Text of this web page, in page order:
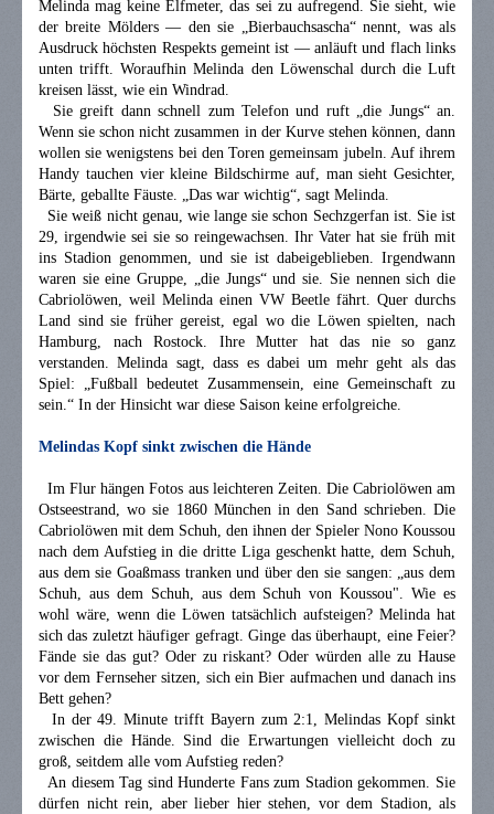
Melinda mag keine Elfmeter, das sei zu aufregend. Sie sieht, wie
der breite Mölders — den sie „Bierbauchsascha“ nennt, was als
Ausdruck höchsten Respekts gemeint ist — anläuft und flach links
unten trifft. Woraufhin Melinda den Löwenschal durch die Luft
kreisen lässt, wie ein Windrad.
Sie greift dann schnell zum Telefon und ruft „die Jungs“ an.
Wenn sie schon nicht zusammen in der Kurve stehen können, dann
wollen sie wenigstens bei den Toren gemeinsam jubeln. Auf ihrem
Handy tauchen vier kleine Bildschirme auf, man sieht Gesichter,
Bärte, geballte Fäuste. „Das war wichtig“, sagt Melinda.
Sie weiß nicht genau, wie lange sie schon Sechzgerfan ist. Sie ist
29, irgendwie sei sie so reingewachsen. Ihr Vater hat sie früh mit
ins Stadion genommen, und sie ist dabeigeblieben. Irgendwann
waren sie eine Gruppe, „die Jungs“ und sie. Sie nennen sich die
Cabriolöwen, weil Melinda einen VW Beetle fährt. Quer durchs
Land sind sie früher gereist, egal wo die Löwen spielten, nach
Hamburg, nach Rostock. Ihre Mutter hat das nie so ganz
verstanden. Melinda sagt, dass es dabei um mehr geht als das
Spiel: „Fußball bedeutet Zusammensein, eine Gemeinschaft zu
sein.“ In der Hinsicht war diese Saison keine erfolgreiche.
Melindas Kopf sinkt zwischen die Hände
Im Flur hängen Fotos aus leichteren Zeiten. Die Cabriolöwen am
Ostseestrand, wo sie 1860 München in den Sand schrieben. Die
Cabriolöwen mit dem Schuh, den ihnen der Spieler Nono Koussou
nach dem Aufstieg in die dritte Liga geschenkt hatte, dem Schuh,
aus dem sie Goaßmass tranken und über den sie sangen: „aus dem
Schuh, aus dem Schuh, aus dem Schuh von Koussou". Wie es
wohl wäre, wenn die Löwen tatsächlich aufsteigen? Melinda hat
sich das zuletzt häufiger gefragt. Ginge das überhaupt, eine Feier?
Fände sie das gut? Oder zu riskant? Oder würden alle zu Hause
vor dem Fernseher sitzen, sich ein Bier aufmachen und danach ins
Bett gehen?
In der 49. Minute trifft Bayern zum 2:1, Melindas Kopf sinkt
zwischen die Hände. Sind die Erwartungen vielleicht doch zu
groß, seitdem alle vom Aufstieg reden?
An diesem Tag sind Hunderte Fans zum Stadion gekommen. Sie
dürfen nicht rein, aber lieber hier stehen, vor dem Stadion, als